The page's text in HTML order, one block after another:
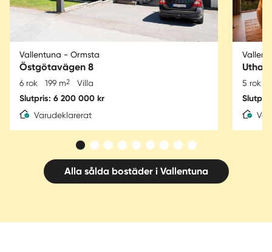
Vallentuna - Ormsta
Östgötavägen 8
6 rok 199 m2 Villa
Slutpris: 6 200 000 kr
Varudeklarerat
5 rok
Alla sålda bostäder i Vallentuna